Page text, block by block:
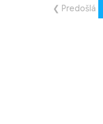
❮ Predošlá